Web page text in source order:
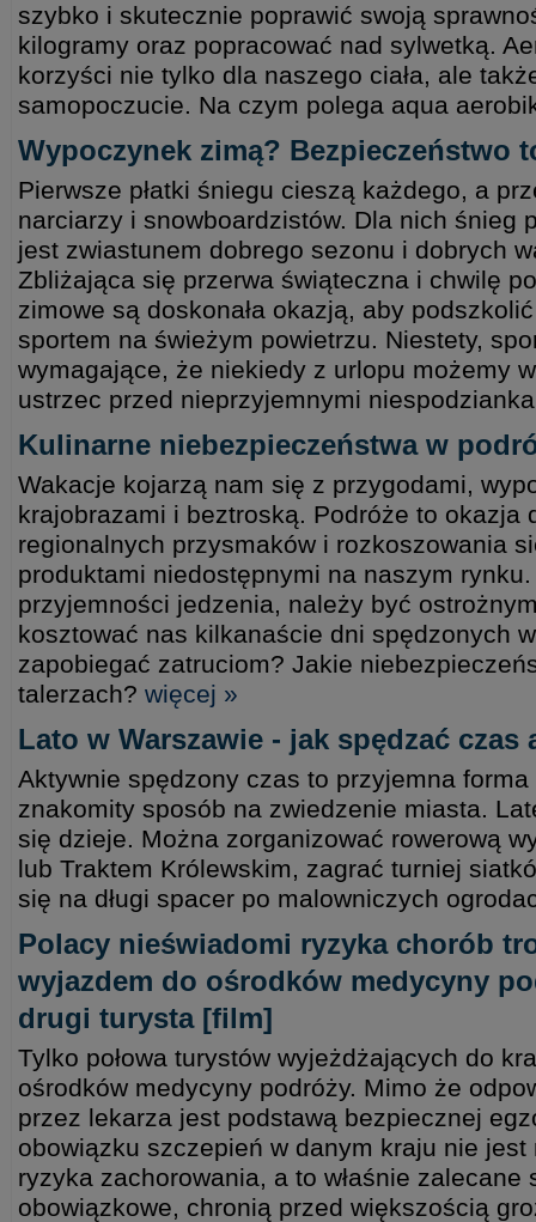
szybko i skutecznie poprawić swoją
kilogramy oraz popracować nad sylwetką.
korzyści nie tylko dla naszego ciała, ale
samopoczucie. Na czym polega aqua
Wypoczynek zimą? Bezpieczeństwo
Pierwsze płatki śniegu cieszą każdego, a
narciarzy i snowboardzistów. Dla nich śnieg
jest zwiastunem dobrego sezonu i dobrych
Zbliżająca się przerwa świąteczna i chwilę
zimowe są doskonała okazją, aby
sportem na świeżym powietrzu. Niestety,
wymagające, że niekiedy z urlopu możemy
ustrzec przed nieprzyjemnymi
Kulinarne niebezpieczeństwa w
Wakacje kojarzą nam się z przygodami,
krajobrazami i beztroską. Podróże to okazja
regionalnych przysmaków i rozkoszowania
produktami niedostępnymi na naszym
przyjemności jedzenia, należy być
kosztować nas kilkanaście dni spędzonych
zapobiegać zatruciom? Jakie
talerzach? więcej »
Lato w Warszawie - jak spędzać czas
Aktywnie spędzony czas to przyjemna
znakomity sposób na zwiedzenie miasta.
się dzieje. Można zorganizować rowerową
lub Traktem Królewskim, zagrać turniej
się na długi spacer po malowniczych
Polacy nieświadomi ryzyka chorób
wyjazdem do ośrodków medycyny
drugi turysta [film]
Tylko połowa turystów wyjeżdżających do
ośrodków medycyny podróży. Mimo że
przez lekarza jest podstawą bezpiecznej
obowiązku szczepień w danym kraju nie
ryzyka zachorowania, a to właśnie zalecane
obowiązkowe, chronią przed większością